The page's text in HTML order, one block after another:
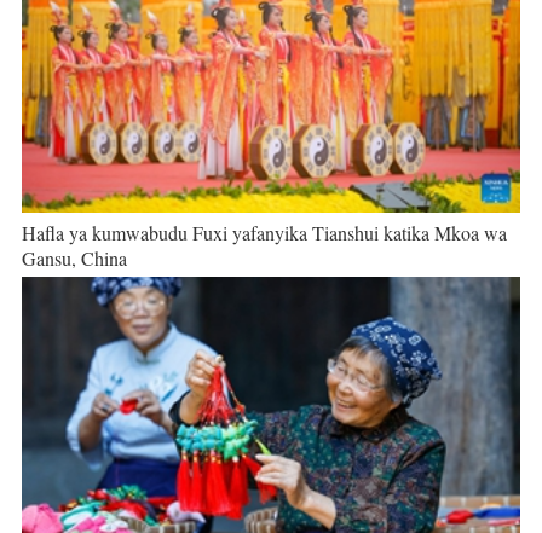
Hafla ya kumwabudu Fuxi yafanyika Tianshui katika Mkoa wa
Gansu, China